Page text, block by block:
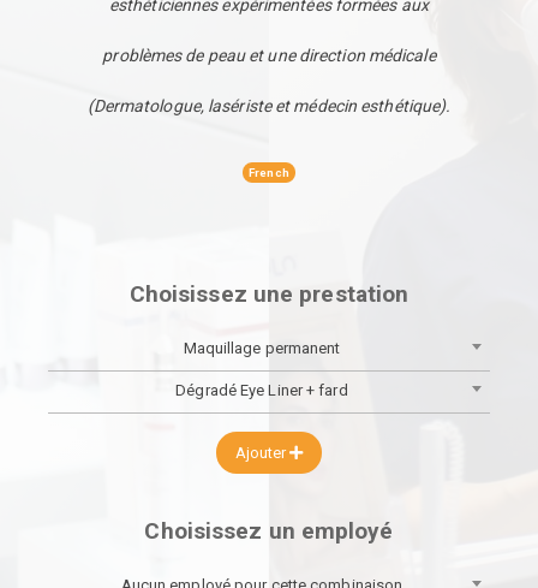
esthéticiennes expérimentées formées aux
problèmes de peau et une direction médicale
(Dermatologue, lasériste et médecin esthétique).
French
Choisissez une prestation
Maquillage permanent
Dégradé Eye Liner + fard
Ajouter
Choisissez un employé